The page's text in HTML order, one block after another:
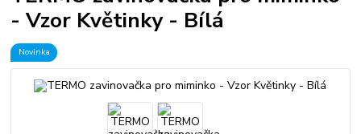
- Vzor Květinky - Bílá
Novinka